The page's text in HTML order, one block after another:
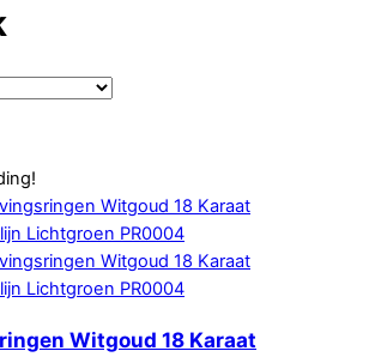
Witgoud 18 Karaat